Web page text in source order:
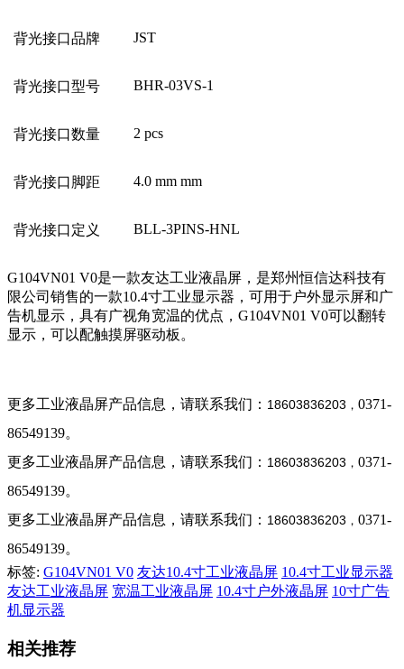
背光接口品牌 JST
背光接口型号 BHR-03VS-1
背光接口数量 2 pcs
背光接口脚距 4.0 mm mm
背光接口定义 BLL-3PINS-HNL
G104VN01 V0是一款友达工业液晶屏，是郑州恒信达科技有
限公司销售的一款10.4寸工业显示器，可用于户外显示屏和广
告机显示，具有广视角宽温的优点，G104VN01 V0可以翻转
显示，可以配触摸屏驱动板。
更多工业液晶屏产品信息，请联系我们： 18603836203 ， 0371-
86549139。
更多工业液晶屏产品信息，请联系我们： 18603836203 ， 0371-
86549139。
更多工业液晶屏产品信息，请联系我们： 18603836203 ， 0371-
86549139。
标签: G104VN01 V0 友达10.4寸工业液晶屏 10.4寸工业显示器
友达工业液晶屏 宽温工业液晶屏 10.4寸户外液晶屏 10寸广告
机显示器
相关推荐